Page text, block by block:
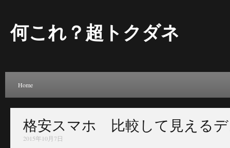
何これ？超トクダネ
Home
格安スマホ 比較して見える
2015年10月7日